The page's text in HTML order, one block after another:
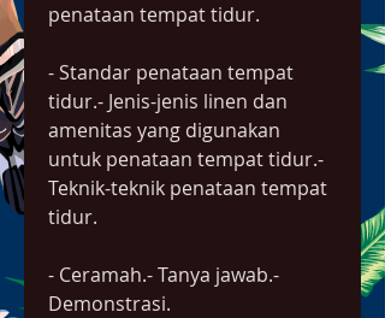
penataan tempat tidur.
- Standar penataan tempat
tidur.- Jenis-jenis linen dan
amenitas yang digunakan
untuk penataan tempat tidur.-
Teknik-teknik penataan tempat
tidur.
- Ceramah.- Tanya jawab.-
Demonstrasi.